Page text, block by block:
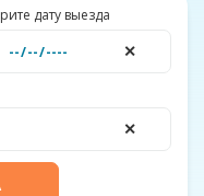
дату выезда
✕
✕